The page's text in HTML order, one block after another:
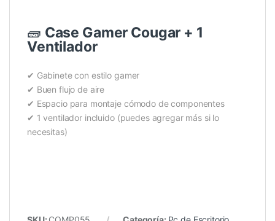
🧱 Case Gamer Cougar + 1
Ventilador
✔ Gabinete con estilo gamer
✔ Buen flujo de aire
✔ Espacio para montaje cómodo de componentes
✔ 1 ventilador incluido (puedes agregar más si lo
necesitas)